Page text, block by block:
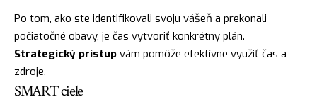
Po tom, ako ste identifikovali svoju vášeň a prekonali
počiatočné obavy, je čas vytvoriť konkrétny plán.
Strategický prístup vám pomôže efektívne využiť čas a
zdroje.
SMART ciele